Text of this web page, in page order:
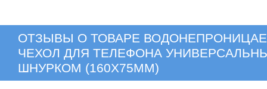
ОТЗЫВЫ О ТОВАРЕ
ЧЕХОЛ ДЛЯ ТЕЛЕФОНА
ШНУРКОМ (160Х75ММ)